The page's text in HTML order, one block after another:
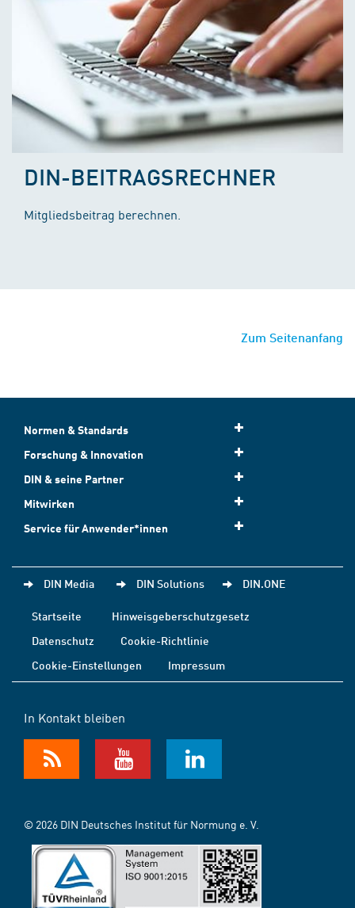
DIN-BEITRAGSRECHNER
Mitgliedsbeitrag berechnen.
Zum Seitenanfang
Normen & Standards
Forschung & Innovation
DIN & seine Partner
Mitwirken
Service für Anwender*innen
DIN Media DIN Solutions DIN.ONE
Startseite
Hinweisgeberschutzgesetz
Datenschutz
Cookie-Richtlinie
Cookie-Einstellungen
Impressum
In Kontakt bleiben
© 2026 DIN Deutsches Institut für Normung e. V.